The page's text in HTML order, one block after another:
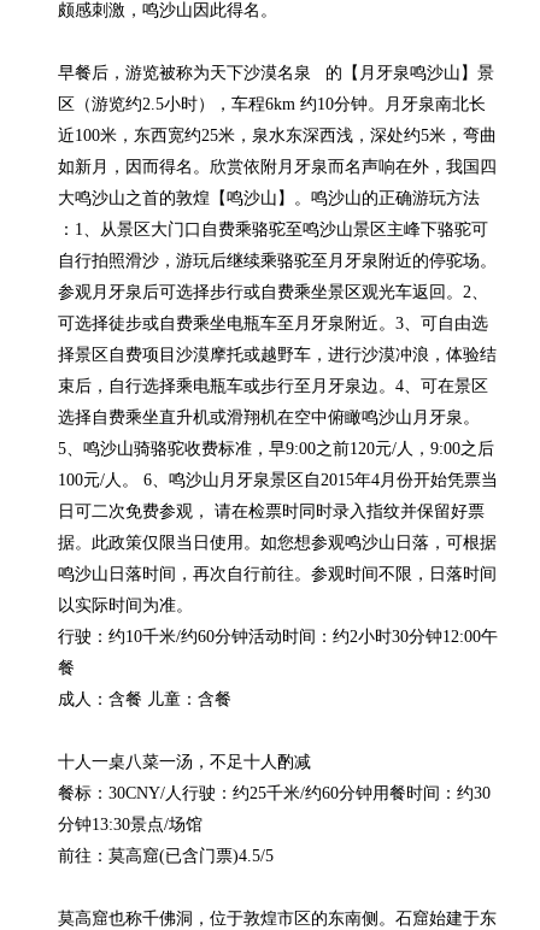
颇感刺激，鸣沙山因此得名。
早餐后，游览被称为天下沙漠名泉   的【月牙泉鸣沙山】景
区（游览约2.5小时），车程6km 约10分钟。月牙泉南北长
近100米，东西宽约25米，泉水东深西浅，深处约5米，弯曲
如新月，因而得名。欣赏依附月牙泉而名声响在外，我国四
大鸣沙山之首的敦煌【鸣沙山】。鸣沙山的正确游玩方法
：1、从景区大门口自费乘骆驼至鸣沙山景区主峰下骆驼可
自行拍照滑沙，游玩后继续乘骆驼至月牙泉附近的停驼场。
参观月牙泉后可选择步行或自费乘坐景区观光车返回。2、
可选择徒步或自费乘坐电瓶车至月牙泉附近。3、可自由选
择景区自费项目沙漠摩托或越野车，进行沙漠冲浪，体验结
束后，自行选择乘电瓶车或步行至月牙泉边。4、可在景区
选择自费乘坐直升机或滑翔机在空中俯瞰鸣沙山月牙泉。
5、鸣沙山骑骆驼收费标准，早9:00之前120元/人，9:00之后
100元/人。 6、鸣沙山月牙泉景区自2015年4月份开始凭票当
日可二次免费参观， 请在检票时同时录入指纹并保留好票
据。此政策仅限当日使用。如您想参观鸣沙山日落，可根据
鸣沙山日落时间，再次自行前往。参观时间不限，日落时间
以实际时间为准。
行驶：约10千米/约60分钟活动时间：约2小时30分钟12:00午
餐
成人：含餐 儿童：含餐
十人一桌八菜一汤，不足十人酌减
餐标：30CNY/人行驶：约25千米/约60分钟用餐时间：约30
分钟13:30景点/场馆
前往：莫高窟(已含门票)4.5/5
莫高窟也称千佛洞，位于敦煌市区的东南侧。石窟始建于东